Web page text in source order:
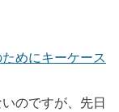
めにキーケース
のですが、先日